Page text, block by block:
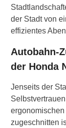
der Stadt von
effizientes
Autobahn-
der Honda
Jenseits der
zugeschnitten